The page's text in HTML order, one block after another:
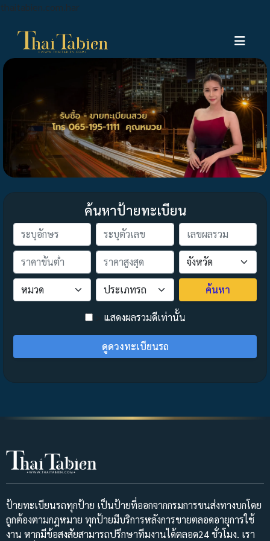
thaitabien.com.har
ค้นหาป้ายทะเบียน
ค้นหา
> แสดงผลรวมดีเท่านั้น
ดูดวงทะเบียนรถ
ป้ายทะเบียนรถทุกป้าย เป็นป้ายที่ออกจากกรมการขนส่งทางบกโดย
ถูกต้องตามกฎหมาย ทุกป้ายมีบริการหลังการขายตลอดอายุการใช้
งาน หากมีข้อสงสัยสามารถปรึกษาทีมงานได้ตลอด24 ชั่วโมง. เรา